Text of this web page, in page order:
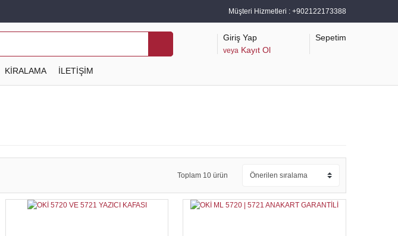
Müşteri Hizmetleri : +902122173388
Giriş Yap
veya Kayıt Ol
Sepetim
KİRALAMA İLETİŞİM
Toplam 10 ürün